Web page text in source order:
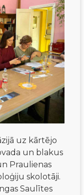
uz kārtējo
un blakus
Praulienas
skolotāji.
Saulītes